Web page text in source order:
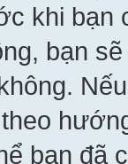
khi bạn
bạn
bạn đã